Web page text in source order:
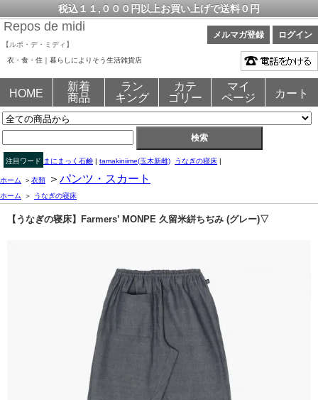
税込１１,０００円以上お買い上げで送料０円
Repos de midi
【ルポ・デ・ミディ】
メルマガ登録 ログイン
衣・食・住｜暮らしによりそう生活雑貨店
HOME
新着
商品
ラン
キング
カテ
ゴリー
マイ
ページ
カート
注目ワード まにまっく石鹸 | tamakiniime(玉木新雌) うなぎの寝床 |
ホーム ＞衣類 ＞ パンツ・スカート
ホーム ＞ うなぎの寝床
【うなぎの寝床】Farmers’ MONPE 久留米絣ちぢみ (グレー)▽